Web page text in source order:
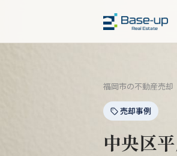
福岡市の不動産売却
売却事例
中央区